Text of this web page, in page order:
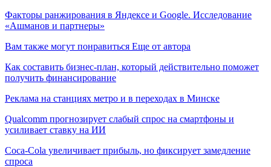
Факторы ранжирования в Яндексе и Google. Исследование
«Ашманов и партнеры»
Вам также могут понравиться Еще от автора
Как составить бизнес-план, который действительно поможет
получить финансирование
Реклама на станциях метро и в переходах в Минске
Qualcomm прогнозирует слабый спрос на смартфоны и
усиливает ставку на ИИ
Coca-Cola увеличивает прибыль, но фиксирует замедление
спроса